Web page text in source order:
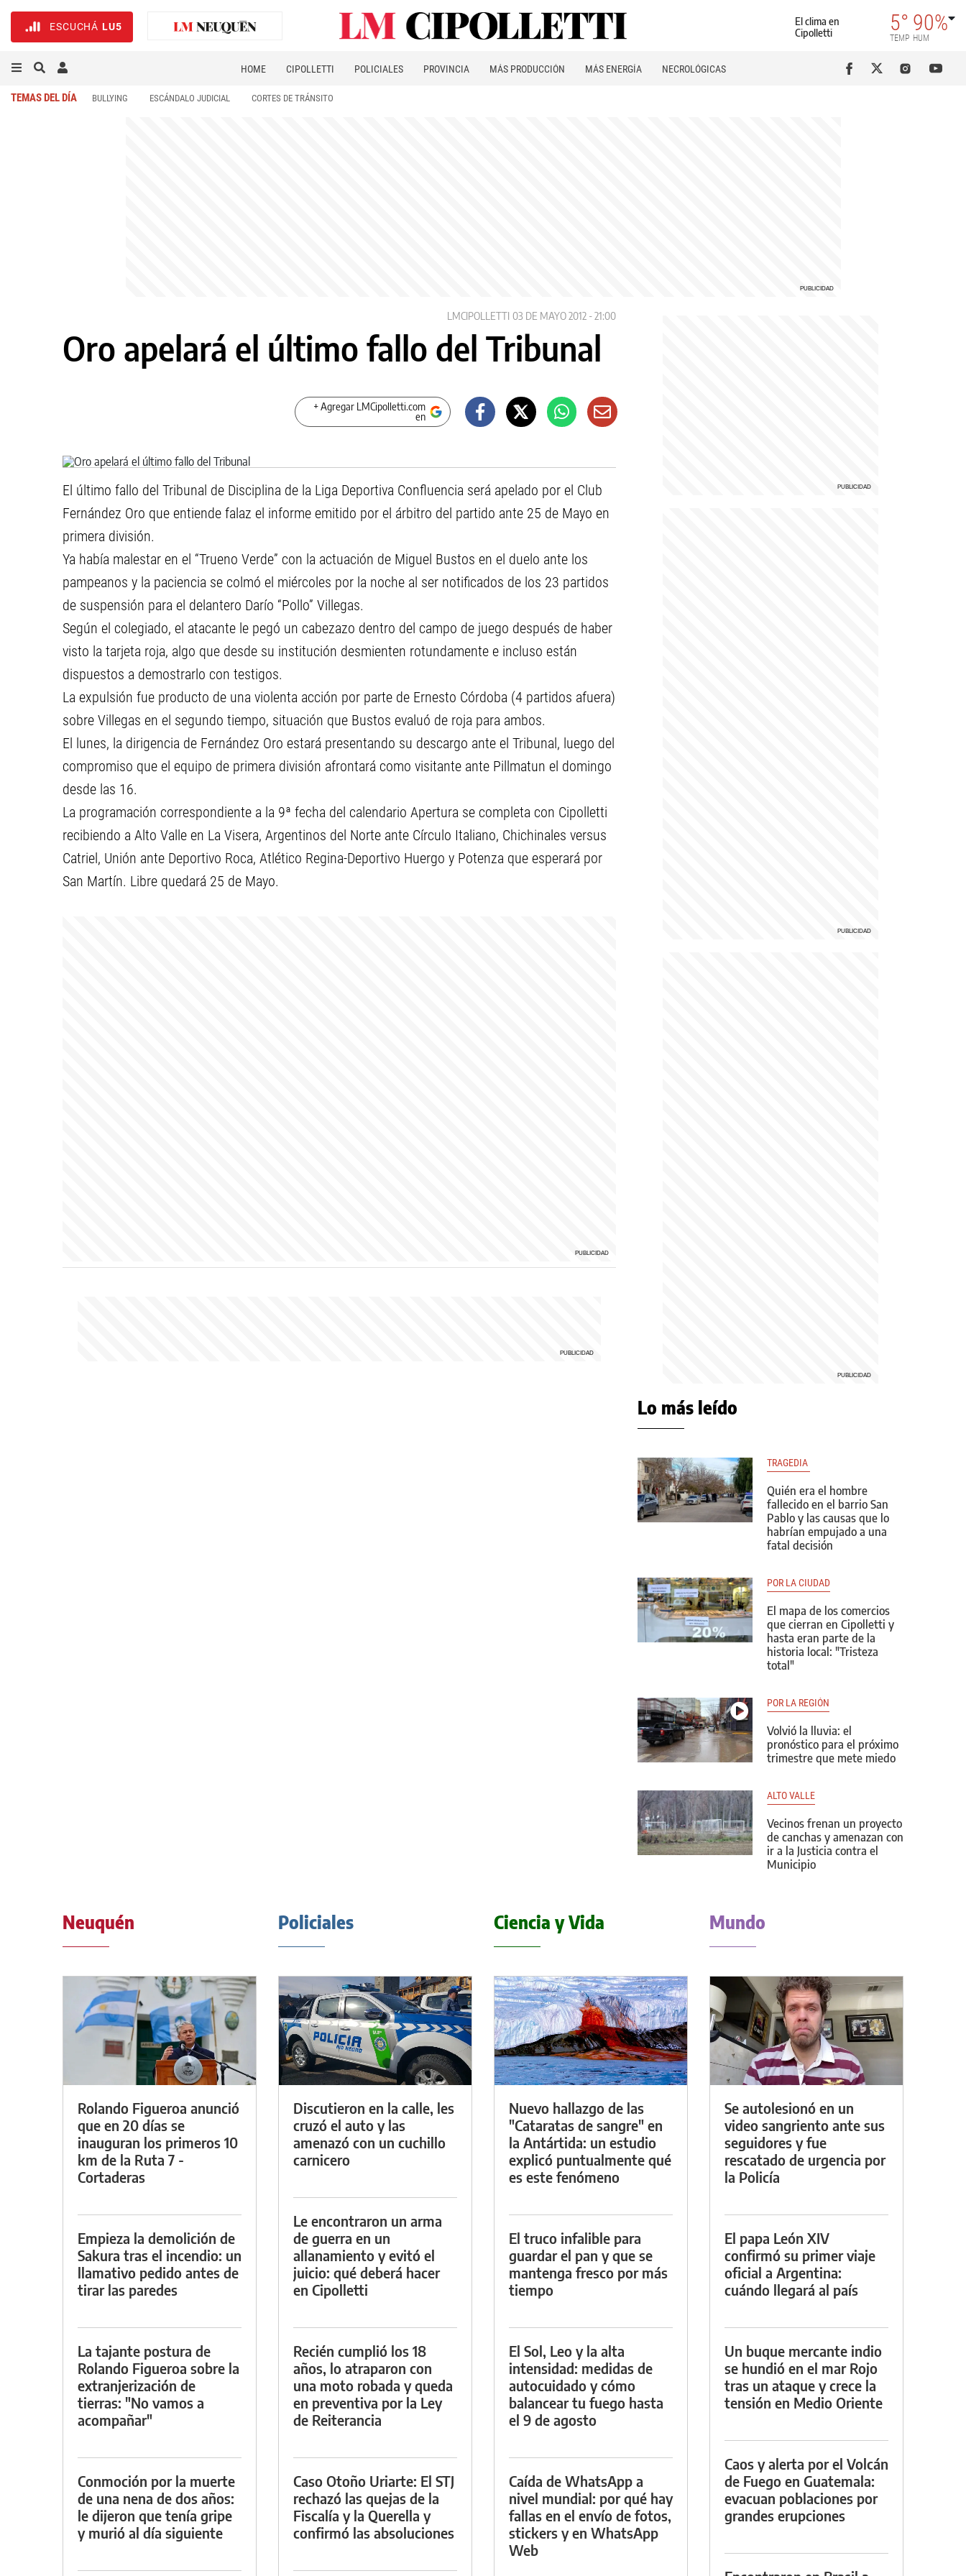
ESCUCHÁ LU5
El clima en
Cipolletti
5°
TEMP
90%
HUM
HOME CIPOLLETTI POLICIALES PROVINCIA MÁS PRODUCCIÓN MÁS ENERGÍA NECROLÓGICAS
TEMAS DEL DÍA BULLYING ESCÁNDALO JUDICIAL CORTES DE TRÁNSITO
LMCIPOLLETTI 03 DE MAYO 2012 - 21:00
Oro apelará el último fallo del Tribunal
+ Agregar LMCipolletti.com
en
El último fallo del Tribunal de Disciplina de la Liga Deportiva Confluencia será apelado por el Club
Fernández Oro que entiende falaz el informe emitido por el árbitro del partido ante 25 de Mayo en
primera división.
Ya había malestar en el “Trueno Verde” con la actuación de Miguel Bustos en el duelo ante los
pampeanos y la paciencia se colmó el miércoles por la noche al ser notificados de los 23 partidos
de suspensión para el delantero Darío “Pollo” Villegas.
Según el colegiado, el atacante le pegó un cabezazo dentro del campo de juego después de haber
visto la tarjeta roja, algo que desde su institución desmienten rotundamente e incluso están
dispuestos a demostrarlo con testigos.
La expulsión fue producto de una violenta acción por parte de Ernesto Córdoba (4 partidos afuera)
sobre Villegas en el segundo tiempo, situación que Bustos evaluó de roja para ambos.
El lunes, la dirigencia de Fernández Oro estará presentando su descargo ante el Tribunal, luego del
compromiso que el equipo de primera división afrontará como visitante ante Pillmatun el domingo
desde las 16.
La programación correspondiente a la 9ª fecha del calendario Apertura se completa con Cipolletti
recibiendo a Alto Valle en La Visera, Argentinos del Norte ante Círculo Italiano, Chichinales versus
Catriel, Unión ante Deportivo Roca, Atlético Regina-Deportivo Huergo y Potenza que esperará por
San Martín. Libre quedará 25 de Mayo.
Lo más leído
TRAGEDIA
Quién era el hombre
fallecido en el barrio San
Pablo y las causas que lo
habrían empujado a una
fatal decisión
POR LA CIUDAD
El mapa de los comercios
que cierran en Cipolletti y
hasta eran parte de la
historia local: "Tristeza
total"
POR LA REGIÓN
Volvió la lluvia: el
pronóstico para el próximo
trimestre que mete miedo
ALTO VALLE
Vecinos frenan un proyecto
de canchas y amenazan con
ir a la Justicia contra el
Municipio
Neuquén
Rolando Figueroa anunció
que en 20 días se
inauguran los primeros 10
km de la Ruta 7 -
Cortaderas
Empieza la demolición de
Sakura tras el incendio: un
llamativo pedido antes de
tirar las paredes
La tajante postura de
Rolando Figueroa sobre la
extranjerización de
tierras: "No vamos a
acompañar"
Conmoción por la muerte
de una nena de dos años:
le dijeron que tenía gripe
y murió al día siguiente
Policiales
Discutieron en la calle, les
cruzó el auto y las
amenazó con un cuchillo
carnicero
Le encontraron un arma
de guerra en un
allanamiento y evitó el
juicio: qué deberá hacer
en Cipolletti
Recién cumplió los 18
años, lo atraparon con
una moto robada y queda
en preventiva por la Ley
de Reiterancia
Caso Otoño Uriarte: El STJ
rechazó las quejas de la
Fiscalía y la Querella y
confirmó las absoluciones
Ciencia y Vida
Nuevo hallazgo de las
"Cataratas de sangre" en
la Antártida: un estudio
explicó puntualmente qué
es este fenómeno
El truco infalible para
guardar el pan y que se
mantenga fresco por más
tiempo
El Sol, Leo y la alta
intensidad: medidas de
autocuidado y cómo
balancear tu fuego hasta
el 9 de agosto
Caída de WhatsApp a
nivel mundial: por qué hay
fallas en el envío de fotos,
stickers y en WhatsApp
Web
Mundo
Se autolesionó en un
video sangriento ante sus
seguidores y fue
rescatado de urgencia por
la Policía
El papa León XIV
confirmó su primer viaje
oficial a Argentina:
cuándo llegará al país
Un buque mercante indio
se hundió en el mar Rojo
tras un ataque y crece la
tensión en Medio Oriente
Caos y alerta por el Volcán
de Fuego en Guatemala:
evacuan poblaciones por
grandes erupciones